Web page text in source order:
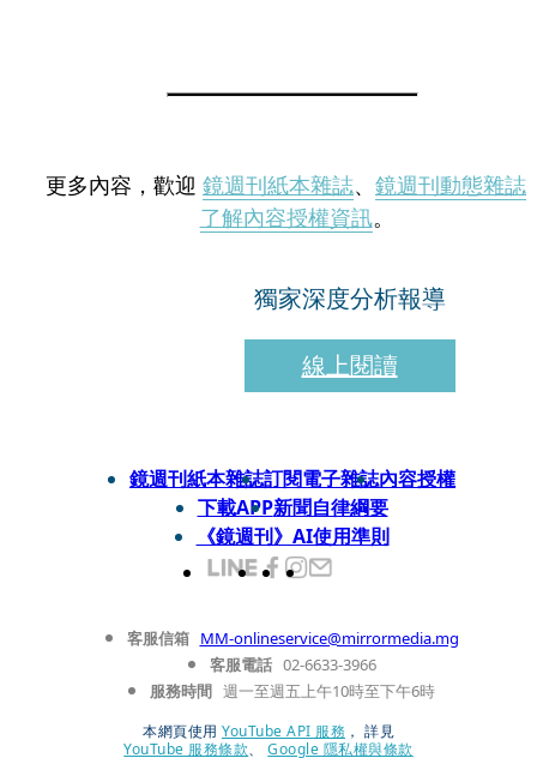
更多內容，歡迎 鏡週刊紙本雜誌、 鏡週刊動態雜誌
了解內容授權資訊。
獨家深度分析報導
線上閱讀
鏡週刊紙本雜誌訂閱電子雜誌內容授權
下載APP新聞自律綱要
《鏡週刊》AI使用準則
客服信箱 MM-onlineservice@mirrormedia.mg
客服電話 02-6633-3966
服務時間 週一至週五上午10時至下午6時
本網頁使用 YouTube API 服務 ， 詳見
YouTube 服務條款、
Google 隱私權與條款